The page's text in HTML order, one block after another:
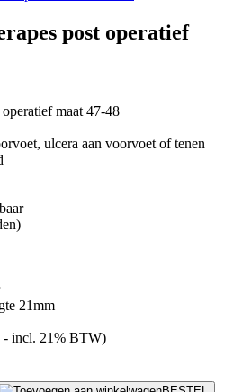
post operatief
maat 47-48
ulcera aan voorvoet of tenen
21mm
- incl. 21% BTW)